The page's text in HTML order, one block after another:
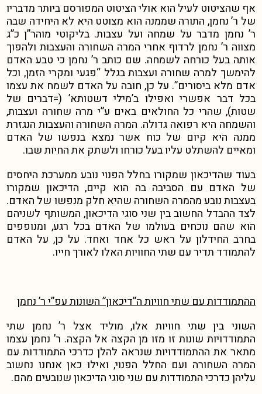
אף שהציטוט לעיל הוא אולי הציטוט המפורסם ביותר מדבריו
של ר’ נחמן, התורה שממנה הוא מצוטט היא לא היחידה שבה
ר’ נחמן מדבר על שמחה ועל עצבות. בליקוטי מוהר”ן כ”ג
מצווה ר’ נחמן לרדוף אחרי המרה השחורה והעצבות ולהפוך
אותה בעל כורחה לשמחה. שם כותב ר’ נחמן כי טבע האדם
להימשך למרה שחורה ועצבות בגלל “פגעי ומקרי הזמן, וכל
אדם מלא ביסורים”. על כן, חובה על האדם לשמח את עצמו
בכל דבר אפשרי ואפילו ב’מילי דשטותא’ (=דברים של
שטות), שהרי כל החולאים באים ע”י מרה שחורה ועצבות,
והשמחה היא רפואה גדולה. המרה השחורה והעצבות הנגזרת
ממנה היא קיום של כוח אשר נמצא בנפשו של האדם
ומאיים להשתלט עליו בעל כורחו ולשתק את החיות שבו.
בעוד שהדיכאון שמקורו בחלל הפנוי נובע ממערכת היחסים
של האדם עם הסביבה בה הוא קיים, הדיכאון שמקורו
בעצבות נובע מהמרה השחורה שהיא חלק מנפשו של האדם.
לצד ההבדל החשוב בין שני סוגי הדיכאון, המשותף לשניהם
הוא שהם נוכחים בעולמו של האדם בכל רגע, ומנופפים
בחרב החידלון על ראש כל אחד ואחד. על כן, על האדם
להתמודד תדיר עם שתי החוויות האלו לאורך חייו.
ההתמודדות עם שתי חוויות ה”דיכאון” השונות עפ”י ר’ נחמן
השוני בין שתי חוויות אלו, מוליד אצל ר’ נחמן שתי
התמודדויות שונות זו מזו מן הקצה אל הקצה. ר’ נחמן עצמו
מתאר את ההתמודדויות שנראה להלן כדרכי התמודדות עם
המרה השחורה ועם החלל הפנוי, ואילו כאן אנחנו נחשוב
עליהן כדרכי התמודדות עם שני סוגי הדיכאון שנובעים מהם.